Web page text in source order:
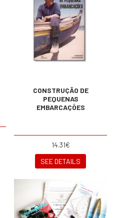
CONSTRUÇÃO DE
PEQUENAS
EMBARCAÇÕES
14.31€
SEE DETAILS